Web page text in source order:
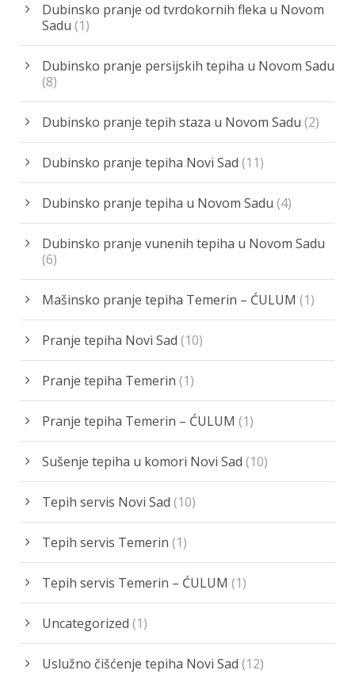
Dubinsko pranje od tvrdokornih fleka u Novom
Sadu (1)
Dubinsko pranje persijskih tepiha u Novom Sadu
(8)
Dubinsko pranje tepih staza u Novom Sadu (2)
Dubinsko pranje tepiha Novi Sad (11)
Dubinsko pranje tepiha u Novom Sadu (4)
Dubinsko pranje vunenih tepiha u Novom Sadu
(6)
Mašinsko pranje tepiha Temerin – ĆULUM (1)
Pranje tepiha Novi Sad (10)
Pranje tepiha Temerin (1)
Pranje tepiha Temerin – ĆULUM (1)
Sušenje tepiha u komori Novi Sad (10)
Tepih servis Novi Sad (10)
Tepih servis Temerin (1)
Tepih servis Temerin – ĆULUM (1)
Uncategorized (1)
Uslužno čišćenje tepiha Novi Sad (12)